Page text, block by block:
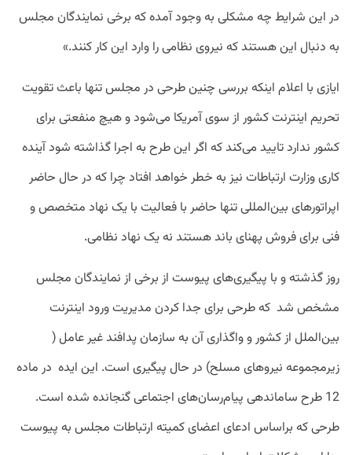
در این شرایط چه مشکلی به وجود آمده که برخی نمایندگان مجلس
به دنبال این هستند که نیروی نظامی را وارد این کار کنند.»
ایازی با اعلام اینکه بررسی چنین طرحی در مجلس تنها باعث تقویت
تحریم اینترنت کشور از سوی آمریکا می‌شود و هیچ منفعتی برای
کشور ندارد تایید می‌کند که اگر این طرح به اجرا گذاشته شود آینده
کاری وزارت ارتباطات نیز به خطر خواهد افتاد چرا که در حال حاضر
اپراتورهای بین‌المللی تنها حاضر با فعالیت با یک نهاد متخصص و
فنی برای فروش پهنای باند هستند نه یک نهاد نظامی.
روز گذشته و با پیگیری‌های پیوست از برخی از نمایندگان مجلس
مشخص شد که طرحی برای جدا کردن مدیریت ورود اینترنت
بین‌الملل از کشور و واگذاری آن به سازمان پدافند غیر عامل (
زیرمجموعه نیروهای مسلح) در حال پیگیری است. این ایده در ماده
12 طرح ساماندهی پیام‌رسان‌های اجتماعی گنجانده شده است.
طرحی که براساس ادعای اعضای کمیته ارتباطات مجلس به پیوست